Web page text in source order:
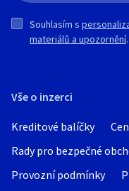
Vše o inzerci
Kreditové balíčky
Rady pro bezpečné
Provozní podmínky
Souhlasím s
materiálů a upozornění.